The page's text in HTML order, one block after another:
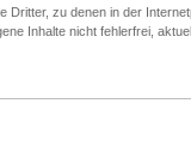
Dritter, zu denen in der
Inhalte nicht fehlerfrei,